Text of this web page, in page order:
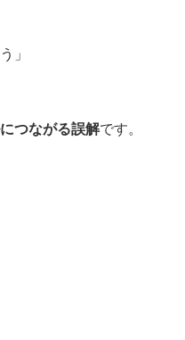
」
つながる誤解です。